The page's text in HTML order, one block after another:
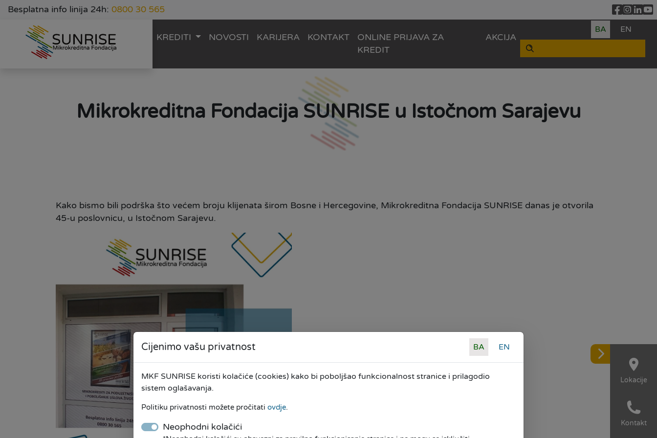
Besplatna info linija 24h: 0800 30 565
KREDITI NOVOSTI KARIJERA KONTAKT
ONLINE PRIJAVA ZA
KREDIT
AKCIJA
BA EN
Lokacije
Kontakt
Mikrokreditna Fondacija SUNRISE u Istočnom Sarajevu
Kako bismo bili podrška što većem broju klijenata širom Bosne i Hercegovine, Mikrokreditna Fondacija SUNRISE danas je otvorila
45-u poslovnicu, u Istočnom Sarajevu.
Cijenimo vašu privatnost BA EN
MKF SUNRISE koristi kolačiće (cookies) kako bi poboljšao funkcionalnost stranice i prilagodio
sistem oglašavanja.
Politiku privatnosti možete pročitati ovdje.
Neophodni kolačići